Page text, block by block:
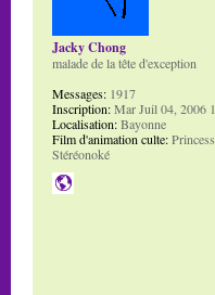
Jacky Chong
malade de la tête d'exception
Messages: 1917
Inscription:Mar Juil 04, 2006
Localisation:Bayonne
Film d'animation culte:
Stéréonoké